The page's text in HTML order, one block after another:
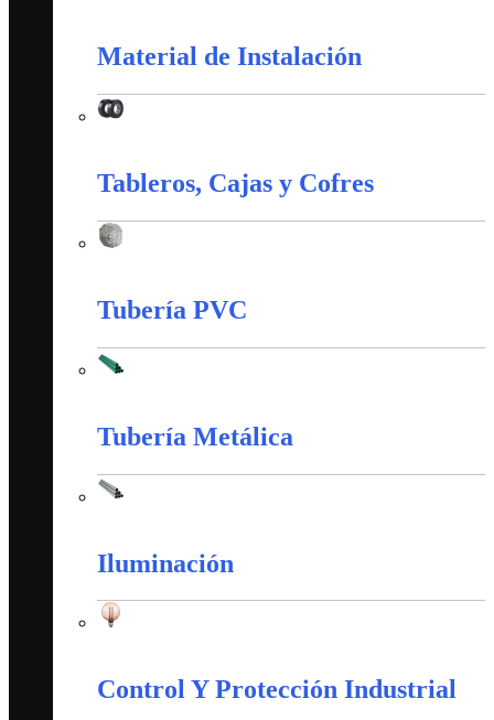
Material de Instalación
Tableros, Cajas y Cofres
Tubería PVC
Tubería Metálica
Iluminación
Control Y Protección Industrial